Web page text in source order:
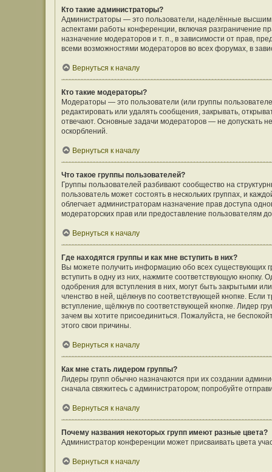
Кто такие администраторы?
Администраторы — это пользователи, наделённые
аспектами работы конференции, включая разграничение
назначение модераторов и т. п., в зависимости от прав,
всеми возможностями модераторов во всех форумах, в
Вернуться к началу
Кто такие модераторы?
Модераторы — это пользователи (или группы
редактировать или удалять сообщения, закрывать,
отвечают. Основные задачи модераторов — не допускать
оскорблений.
Вернуться к началу
Что такое группы пользователей?
Группы пользователей разбивают сообщество на
пользователь может состоять в нескольких группах, и
облегчает администраторам назначение прав доступа
модераторских прав или предоставление пользователям
Вернуться к началу
Где находятся группы и как мне вступить в них?
Вы можете получить информацию обо всех существующих
вступить в одну из них, нажмите соответствующую
одобрения для вступления в них, могут быть закрытыми
членство в ней, щёлкнув по соответствующей кнопке. Если
вступление, щёлкнув по соответствующей кнопке. Лидер
зачем вы хотите присоединиться. Пожалуйста, не
этого свои причины.
Вернуться к началу
Как мне стать лидером группы?
Лидеры групп обычно назначаются при их создании
сначала свяжитесь с администратором; попробуйте
Вернуться к началу
Почему названия некоторых групп имеют разные цвета?
Администратор конференции может присваивать цвета
Вернуться к началу